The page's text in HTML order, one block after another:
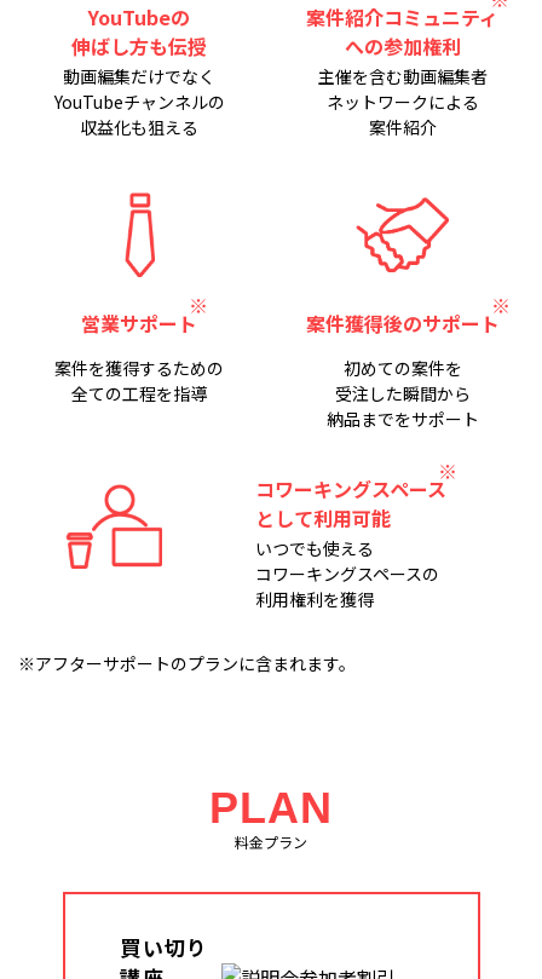
YouTubeの
伸ばし方も伝授
動画編集だけでなく
YouTubeチャンネルの
収益化も狙える
案件紹介コミュニティ
への参加権利
主催を含む動画編集者
ネットワークによる
案件紹介
営業サポート
案件を獲得するための
全ての工程を指導
案件獲得後のサポート
初めての案件を
受注した瞬間から
納品までをサポート
コワーキングスペース
として利用可能
いつでも使える
コワーキングスペースの
利用権利を獲得
※アフターサポートのプランに含まれます。
PLAN
料金プラン
買い切り